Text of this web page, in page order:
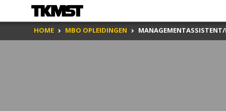
HOME MBO OPLEIDINGEN MANAGEMENTASSISTENT/